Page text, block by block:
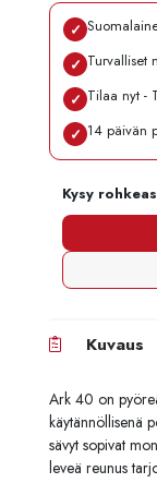
✓
✓ Turvalliset
✓ Tilaa nyt -
✓ 14 päivän
Kysy
Kuvaus
Ark 40 on
käytännöllisenä
sävyt sopivat
leveä reunus